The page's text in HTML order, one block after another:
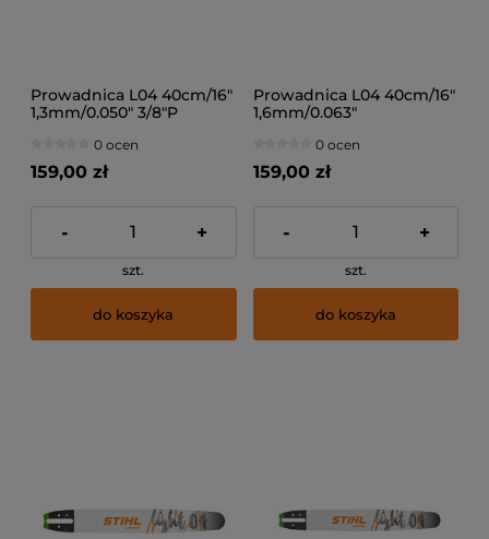
Prowadnica L04 40cm/16"
1,3mm/0.050" 3/8"P
0 ocen
159,00 zł
- +
szt.
do koszyka
Prowadnica L04 40cm/16"
1,6mm/0.063"
0 ocen
159,00 zł
- +
szt.
do koszyka